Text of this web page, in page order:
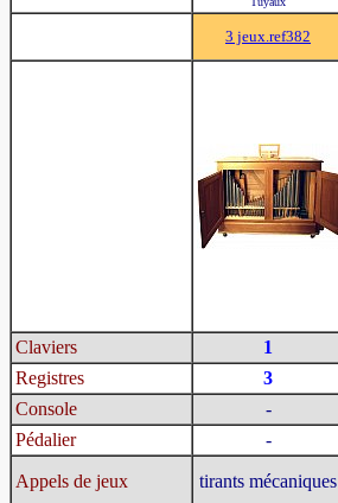
3 jeux.ref382
Claviers 1
Registres
3
Console
-
Pédalier
-
Appels de jeux tirants mécaniques